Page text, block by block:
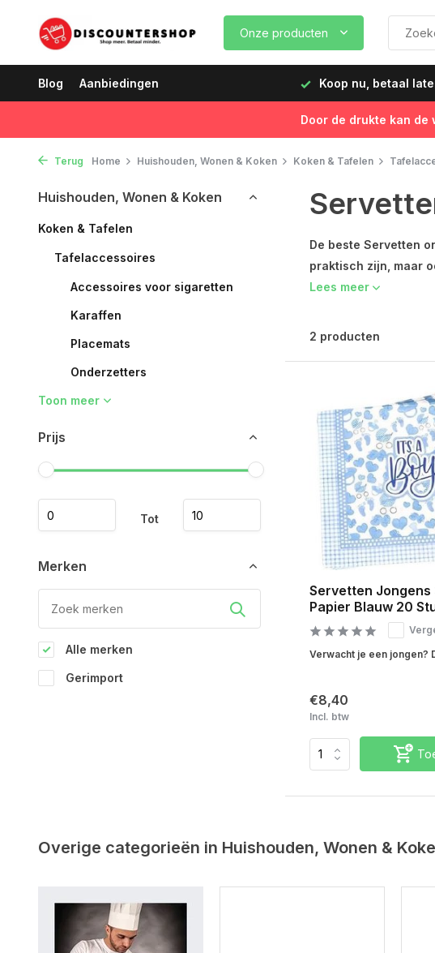
Onze producten
Blog Aanbiedingen
vóór 12:00 uur, de volgende dag geleverd! Koop nu, betaal
Door de drukte kan
Terug Home Huishouden, Wonen & Koken Koken & Tafelen
Huishouden, Wonen & Koken
Koken & Tafelen
Tafelaccessoires
Accessoires voor sigaretten
Karaffen
Placemats
Onderzetters
Toon meer
Prijs
Tot
Merken
Alle merken
Gerimport
De beste Servetten
praktisch zijn, maar
Lees meer
2 producten
Servetten Jongens
Papier Blauw 20
Verwacht je een jongen?
€8,40
Incl. btw
Overige categorieën in Huishouden, Wonen &